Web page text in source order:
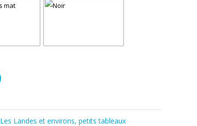
Les Landes et environs, petits tableaux